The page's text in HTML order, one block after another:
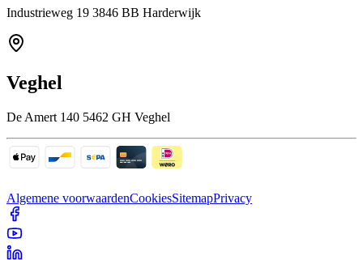
Industrieweg 19 3846 BB Harderwijk
Veghel
De Amert 140 5462 GH Veghel
Algemene voorwaardenCookiesSitemapPrivacy